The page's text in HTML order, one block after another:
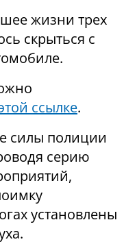
жизни трех
скрыться с
ссылке.
силы полиции
серию
установлены